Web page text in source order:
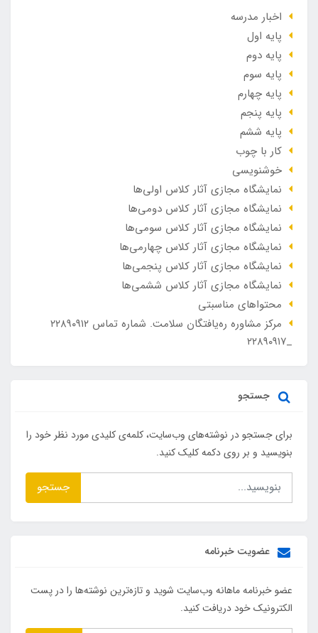
اخبار مدرسه
پایه اول
پایه دوم
پایه سوم
پایه چهارم
پایه پنجم
پایه ششم
کار با چوب
خوشنویسی
نمایشگاه مجازی آثار کلاس اولی‌ها
نمایشگاه مجازی آثار کلاس دومی‌ها
نمایشگاه مجازی آثار کلاس سومی‌ها
نمایشگاه مجازی آثار کلاس چهارمی‌ها
نمایشگاه مجازی آثار کلاس پنجمی‌ها
نمایشگاه مجازی آثار کلاس ششمی‌ها
محتواهای مناسبتی
مرکز مشاوره ره‌یافتگان سلامت. شماره تماس ۲۲۸۹۰۹۱۲
_۲۲۸۹۰۹۱۷
جستجو
برای جستجو در نوشته‌های وب‌سایت، کلمه‌ی کلیدی مورد نظر خود را
بنویسید و بر روی دکمه کلیک کنید.
جستجو
عضویت خبرنامه
عضو خبرنامه ماهانه وب‌سایت شوید و تازه‌ترین نوشته‌ها را در پست
الکترونیک خود دریافت کنید.